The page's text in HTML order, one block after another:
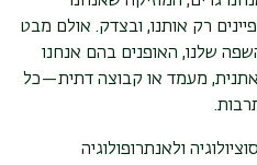
רק אותנו, ובצדק. אולם מבט
שלנו, האופנים בהם אנחנו
אתנית, מעמד או קבוצה דתית—כל
ולאנתרופולוגיה